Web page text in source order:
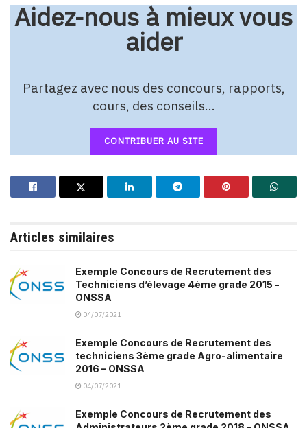
Aidez-nous à mieux vous
aider
Partagez avec nous des concours, rapports,
cours, des conseils…
CONTRIBUER AU SITE
Articles similaires
Exemple Concours de Recrutement des
Techniciens d’élevage 4ème grade 2015 -
ONSSA
04/07/2021
Exemple Concours de Recrutement des
techniciens 3ème grade Agro-alimentaire
2016 – ONSSA
04/07/2021
Exemple Concours de Recrutement des